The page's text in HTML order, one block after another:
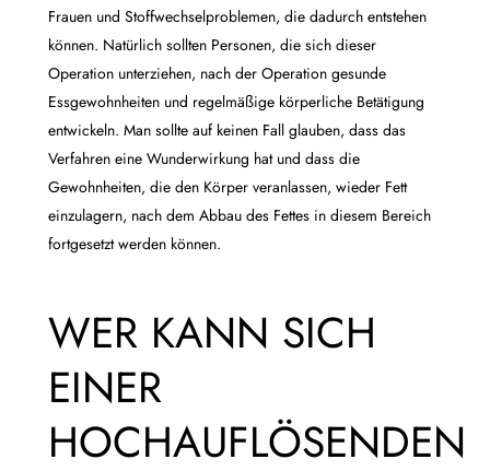
Frauen und Stoffwechselproblemen, die dadurch entstehen
können. Natürlich sollten Personen, die sich dieser
Operation unterziehen, nach der Operation gesunde
Essgewohnheiten und regelmäßige körperliche Betätigung
entwickeln. Man sollte auf keinen Fall glauben, dass das
Verfahren eine Wunderwirkung hat und dass die
Gewohnheiten, die den Körper veranlassen, wieder Fett
einzulagern, nach dem Abbau des Fettes in diesem Bereich
fortgesetzt werden können.
WER KANN SICH
EINER
HOCHAUFLÖSENDEN